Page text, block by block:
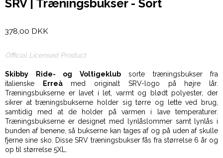
SRV | Træningsbukser - Sort
378,00 DKK
Official Licensed Product
Skibby Ride- og Voltigeklubsorte træningsbukser fra
italienske
Erreàmed originalt SRV-logo på højre lår.
Træningsbukserne er lavet i let, varmt og blødt polyester, der
sikrer at træningsbukserne holder sig tørre og lette ved brug,
samtidig med at de holder på varmen i lave temperaturer.
Træningsbukserne er designet med lynlåslommer samt lynlås i
bunden af benene, så bukserne kan tages af og på uden af skulle
fjerne sine sko. Disse SRV træningsbukser fås fra størrelse 6 år og
op til størrelse 5XL.